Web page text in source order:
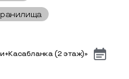
(2 этаж)»